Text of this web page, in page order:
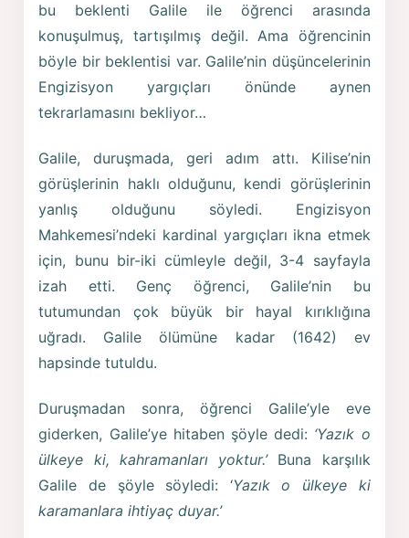
bu beklenti Galile ile öğrenci arasında
konuşulmuş, tartışılmış değil. Ama öğrencinin
böyle bir beklentisi var. Galile’nin düşüncelerinin
Engizisyon yargıçları önünde aynen
tekrarlamasını bekliyor…
Galile, duruşmada, geri adım attı. Kilise’nin
görüşlerinin haklı olduğunu, kendi görüşlerinin
yanlış olduğunu söyledi. Engizisyon
Mahkemesi’ndeki kardinal yargıçları ikna etmek
için, bunu bir-iki cümleyle değil, 3-4 sayfayla
izah etti. Genç öğrenci, Galile’nin bu
tutumundan çok büyük bir hayal kırıklığına
uğradı. Galile ölümüne kadar (1642) ev
hapsinde tutuldu.
Duruşmadan sonra, öğrenci Galile’yle eve
giderken, Galile’ye hitaben şöyle dedi: ‘Yazık o
ülkeye ki, kahramanları yoktur.’Buna karşılık
Galile de şöyle söyledi: ‘Yazık o ülkeye ki
karamanlara ihtiyaç duyar.’